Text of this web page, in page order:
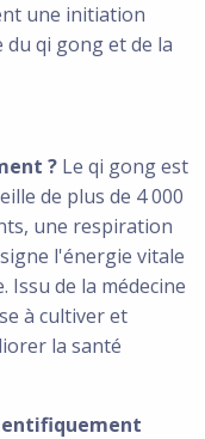
une initiation
qi gong et de la
? Le qi gong est
de plus de 4 000
une respiration
l'énergie vitale
de la médecine
à cultiver et
la santé